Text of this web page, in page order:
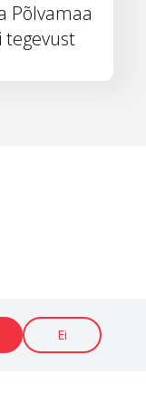
Ei
Põlvamaa
tegevust